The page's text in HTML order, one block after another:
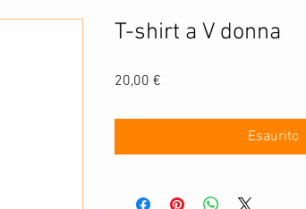
T-shirt a V donna
20,00 €
Esaurito